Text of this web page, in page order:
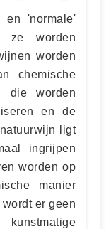
en 'normale'
ze worden
worden
chemische
die worden
en de
ligt
ingrijpen
worden op
manier
er geen